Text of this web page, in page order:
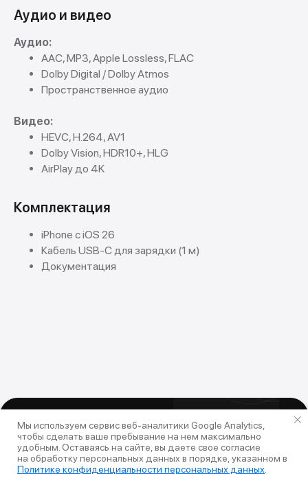
Аудио и видео
Аудио:
AAC, MP3, Apple Lossless, FLAC
Dolby Digital / Dolby Atmos
Пространственное аудио
Видео:
HEVC, H.264, AV1
Dolby Vision, HDR10+, HLG
AirPlay до 4K
Комплектация
iPhone с iOS 26
Кабель USB-C для зарядки (1 м)
Документация
Мы используем сервис веб-аналитики Google Analytics,
чтобы сделать ваше пребывание на нем максимально
удобным. Оставаясь на сайте, вы даете свое согласие
на обработку персональных данных в порядке, указанном в
Политике конфиденциальности персональных данных